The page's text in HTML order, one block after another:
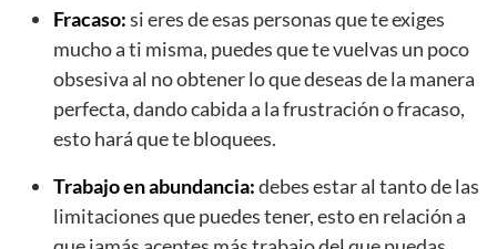
Fracaso:si eres de esas personas que te exiges
mucho a ti misma, puedes que te vuelvas un poco
obsesiva al no obtener lo que deseas de la manera
perfecta, dando cabida a la frustración o fracaso,
esto hará que te bloquees.
Trabajo en abundancia:debes estar al tanto de las
limitaciones que puedes tener, esto en relación a